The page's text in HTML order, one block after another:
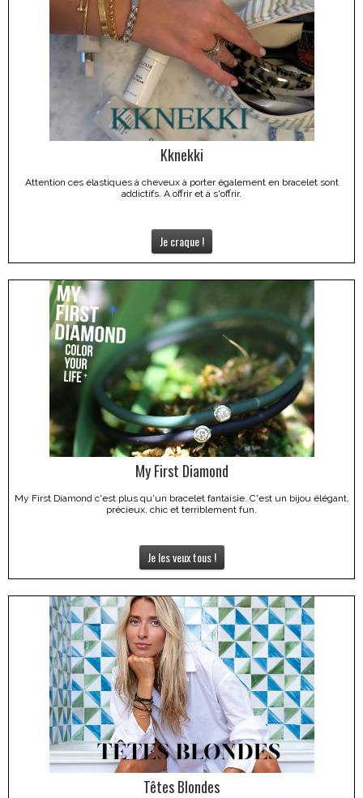
Kknekki
Attention ces élastiques à cheveux à porter également en bracelet sont
addictifs. A offrir et à s'offrir.
Je craque !
My First Diamond
My First Diamond c'est plus qu'un bracelet fantaisie. C'est un bijou élégant,
précieux, chic et terriblement fun.
Je les veux tous !
Têtes Blondes